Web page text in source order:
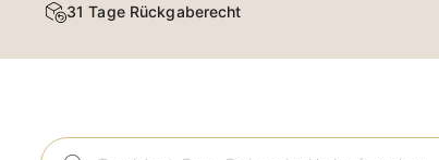
31 Tage Rückgaberecht